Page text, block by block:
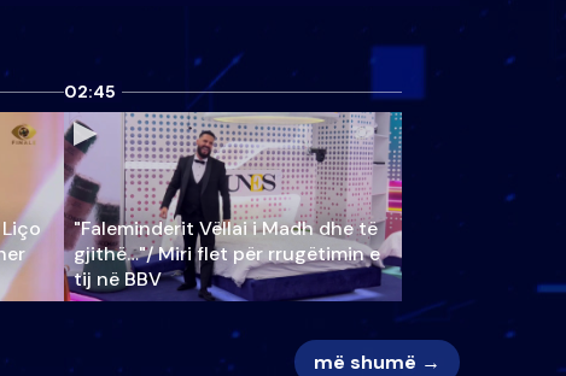
02:45
"Faleminderit Vëllai i Madh dhe të
gjithë…"/ Miri flet për rrugëtimin e
tij në BBV
më shumë →